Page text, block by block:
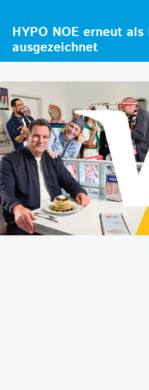
HYPO NOE erneut
ausgezeichnet